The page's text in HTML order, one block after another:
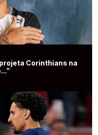
Corinthians na